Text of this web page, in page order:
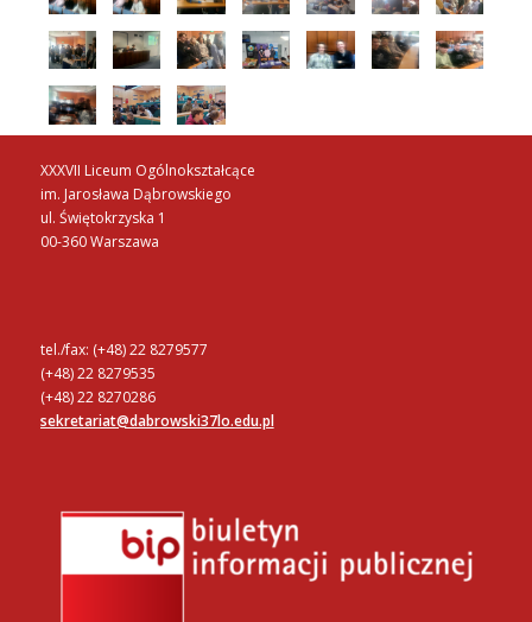
XXXVII Liceum Ogólnokształcące
im. Jarosława Dąbrowskiego
ul. Świętokrzyska 1
00-360 Warszawa
tel./fax: (+48) 22 8279577
(+48) 22 8279535
(+48) 22 8270286
sekretariat@dabrowski37lo.edu.pl